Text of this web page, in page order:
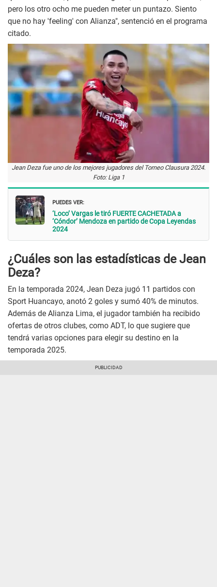
pero los otro ocho me pueden meter un puntazo. Siento
que no hay 'feeling' con Alianza", sentenció en el programa
citado.
Jean Deza fue uno de los mejores jugadores del Torneo Clausura 2024.
Foto: Liga 1
PUEDES VER:
‘Loco’ Vargas le tiró FUERTE CACHETADA a
‘Cóndor’ Mendoza en partido de Copa Leyendas
2024
¿Cuáles son las estadísticas de Jean
Deza?
En la temporada 2024, Jean Deza jugó 11 partidos con
Sport Huancayo, anotó 2 goles y sumó 40% de minutos.
Además de Alianza Lima, el jugador también ha recibido
ofertas de otros clubes, como ADT, lo que sugiere que
tendrá varias opciones para elegir su destino en la
temporada 2025.